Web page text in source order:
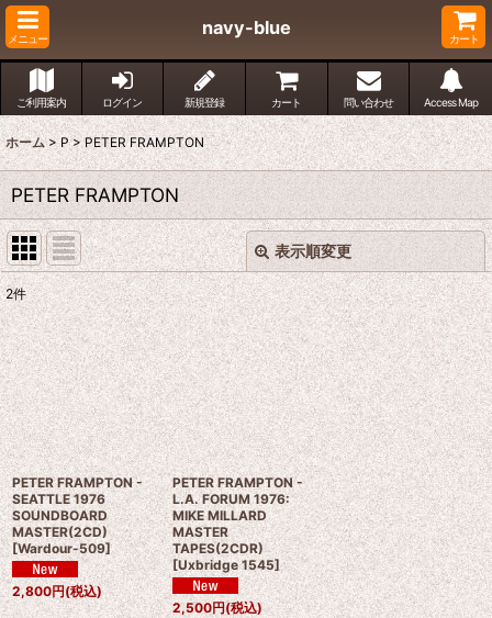
メニュー
navy-blue
カート
ご利用案内 ログイン 新規登録 カート 問い合わせ Access Map
ホーム > P > PETER FRAMPTON
PETER FRAMPTON
表示順変更
表示数:
並び順:
絞り込む
閉じる
2件
PETER FRAMPTON -
SEATTLE 1976
SOUNDBOARD
MASTER(2CD)
[Wardour-509]
2,800円(税込)
PETER FRAMPTON -
L.A. FORUM 1976:
MIKE MILLARD
MASTER
TAPES(2CDR)
[Uxbridge 1545]
2,500円(税込)